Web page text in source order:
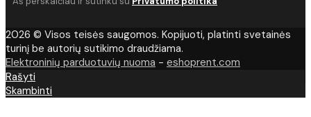
2026 © Visos teisės saugomos. Kopijuoti, platinti svetainės
turinį be autorių sutikimo draudžiama.
Elektroninių parduotuvių nuoma - eshoprent.com
Rašyti
Skambinti